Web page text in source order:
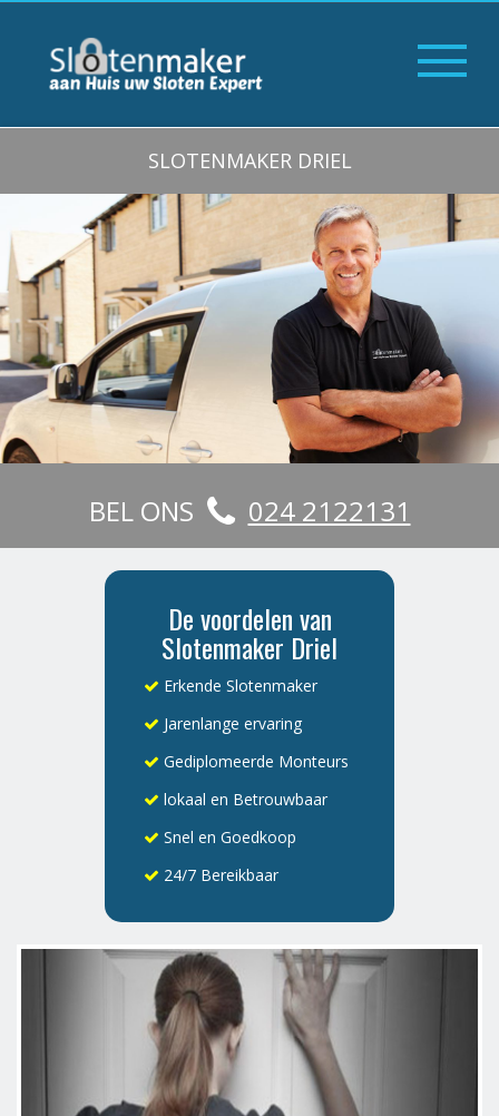
SLOTENMAKER DRIEL
BEL ONS 024 2122131
De voordelen van
Slotenmaker Driel
Erkende Slotenmaker
Jarenlange ervaring
Gediplomeerde Monteurs
lokaal en Betrouwbaar
Snel en Goedkoop
24/7 Bereikbaar